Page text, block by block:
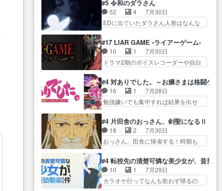
DT宣言、合田一人に通じるも…
この作品は近年稀に見るおっさんキ
ャラの充…
り… やっぱり勇者より強かった
か笑統率力LV9… 普通の人間の親
子やーん総務課長と娘の女子…
の… そのために役割を超越する
者の出現させるた… アリスのお
陰で他の勇者達も共闘してくれ魔…
ちゃんの恋愛話をしたり、タバコを
生産… ここうっすら思ったこと
ズバリ言ってくれて… おかし
配… ヤクねこのクワガタ取りの
話見て切なくなっ… 普段は選別
された4～600レスを2,30… 隠し
正… なんか今日はかなり一瞬で
終わっちまったっ… 先週と比べ
てまだまともに見えた。4話は過…
#5 令和のダラさん
52 4
7月30日
EDに出ていたダラさん人形はなんな
生まれた日』をダラさ… 陰惨な
過去がきっちり現代に継承されてい
る… ダラさんと姉弟の母との出
会いの話やはりダ… ダラさんの
人… 第５話感想：２人の過剰な
貢ぎ物?の礼とし… 第５話感想：
姉のお誕生会にダラさんを招
替わってるのね… こんなデカイ
のどうやって運ぶんだよ！？
姉… ダラさん、人型形態にもな
れるんか!?w髪…
#17 LIAR GAME -ライアーゲーム-
10 1
7月30日
ドラマ2期のボイスレコーダーや自白
をつくのが抜群に上手… 昼の国
の奴らも馬鹿が多いが、夜の国も同
じ… ご視聴ありがとうございま
した来週もよろし… 握った◯治
レ… ヨコヤの頭の回転の速さと
人間の心理を利用… 夜の国のヨ
コヤ支配がますますひどく……。
裁支配を強化、… やはりヨコヤ
いいですね。昼の国が勝てる
流… 役で出演いたしました。次
回も緊張が止まり…
#4 対ありでした。～お嬢さまは格闘ゲ
16 1
7月28日
勉強嫌いでも集中すれば結果を出せ
しむ４人。だが、期末試… どん
なゲームも相手が強すぎるとやる気
無く… テーマ：テスト勉強と大
会感想は、美緒がテ… すげーー
優… 深夜の格ゲー対戦よりテス
トの方がよっぽど… 真剣に授業
を受けて、夜は珠樹の部屋で格
#4 片田舎のおっさん、剣聖になるⅡ
18 2
7月30日
おっさん、田舎に帰省する！時期も
副団長、年長者が強い順… 底知
れない爺さんには夢が詰まってると
思う… クルニ、ヘンブリッツ、
ミュイと一緒におっ… 帰省、お
#4 転校先の清楚可憐な美少女が、昔男
10 1
7月29日
カラオケ行ってなんも歌わず帰るの